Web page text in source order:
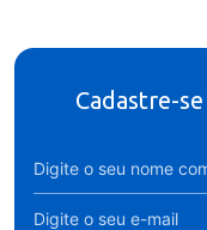
Cadastre-